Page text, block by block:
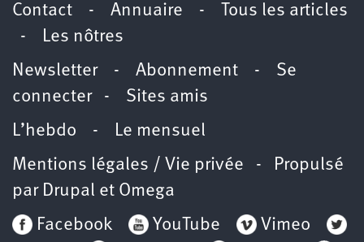
Contact - Annuaire - Tous les articles
-
Les nôtres
Newsletter- Abonnement - Se
connecter- Sites amis
L’hebdo -
Le mensuel
Mentions légales / Vie privée - Propulsé
par Drupal et Omega
Facebook
YouTube
Vimeo